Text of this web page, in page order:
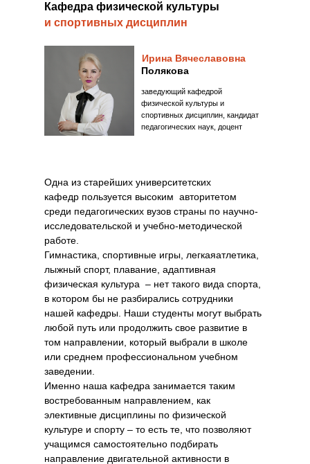
Полякова
Ирина Вячеславовна
заведующий кафедрой
физической культуры и
спортивных дисциплин, кандидат
педагогических наук, доцент
Одна из старейших университетских
кафедр пользуется высоким авторитетом
среди педагогических вузов страны по научно-
исследовательской и учебно-методической
работе.
Гимнастика, спортивные игры, легкаяатлетика,
лыжный спорт, плавание, адаптивная
физическая культура – нет такого вида спорта,
в котором бы не разбирались сотрудники
нашей кафедры. Наши студенты могут выбрать
любой путь или продолжить свое развитие в
том направлении, который выбрали в школе
или среднем профессиональном учебном
заведении.
Именно наша кафедра занимается таким
востребованным направлением, как
элективные дисциплины по физической
культуре и спорту – то есть те, что позволяют
учащимся самостоятельно подбирать
направление двигательной активности в
и спортивных дисциплин
Кафедра физической культуры